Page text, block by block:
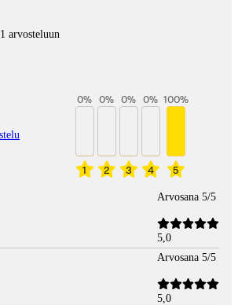
arvosteluun
1
0%
2
0%
3
0%
4
0%
5
100%
Arvosana 5/5
5,0
Arvosana 5/5
5,0